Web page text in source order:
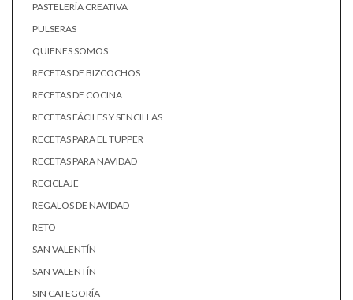
PASTELERÍA CREATIVA
PULSERAS
QUIENES SOMOS
RECETAS DE BIZCOCHOS
RECETAS DE COCINA
RECETAS FÁCILES Y SENCILLAS
RECETAS PARA EL TUPPER
RECETAS PARA NAVIDAD
RECICLAJE
REGALOS DE NAVIDAD
RETO
SAN VALENTÍN
SAN VALENTÍN
SIN CATEGORÍA